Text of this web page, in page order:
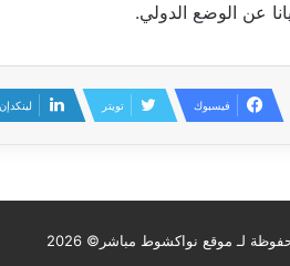
عن الوضع الدولي.
فيسبوك تويتر لينكدإن
لـ موقع نواكشوط مباشر© 2026